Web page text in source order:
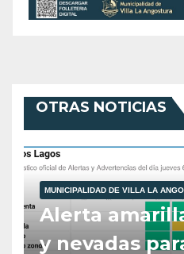
OTRAS NOTICIAS
MUNICIPALIDAD DE VILLA LA
Alerta
y nevadas